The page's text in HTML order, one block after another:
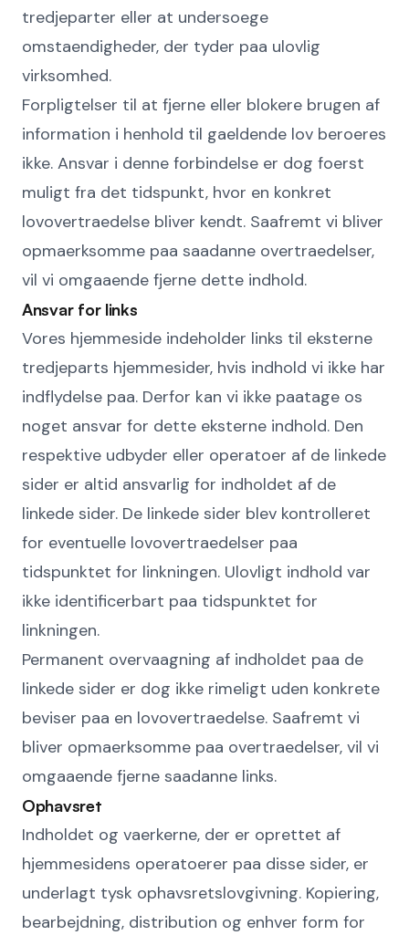
tredjeparter eller at undersoege
omstaendigheder, der tyder paa ulovlig
virksomhed.
Forpligtelser til at fjerne eller blokere brugen af
information i henhold til gaeldende lov beroeres
ikke. Ansvar i denne forbindelse er dog foerst
muligt fra det tidspunkt, hvor en konkret
lovovertraedelse bliver kendt. Saafremt vi bliver
opmaerksomme paa saadanne overtraedelser,
vil vi omgaaende fjerne dette indhold.
Ansvar for links
Vores hjemmeside indeholder links til eksterne
tredjeparts hjemmesider, hvis indhold vi ikke har
indflydelse paa. Derfor kan vi ikke paatage os
noget ansvar for dette eksterne indhold. Den
respektive udbyder eller operatoer af de linkede
sider er altid ansvarlig for indholdet af de
linkede sider. De linkede sider blev kontrolleret
for eventuelle lovovertraedelser paa
tidspunktet for linkningen. Ulovligt indhold var
ikke identificerbart paa tidspunktet for
linkningen.
Permanent overvaagning af indholdet paa de
linkede sider er dog ikke rimeligt uden konkrete
beviser paa en lovovertraedelse. Saafremt vi
bliver opmaerksomme paa overtraedelser, vil vi
omgaaende fjerne saadanne links.
Ophavsret
Indholdet og vaerkerne, der er oprettet af
hjemmesidens operatoerer paa disse sider, er
underlagt tysk ophavsretslovgivning. Kopiering,
bearbejdning, distribution og enhver form for